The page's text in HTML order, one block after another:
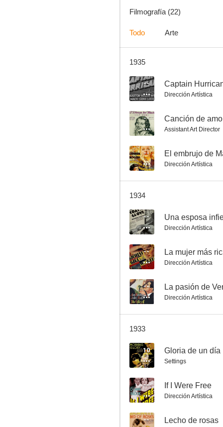
--
Una esposa infiel
Un escritor en Nueva York
--
Ana Vickers
Filmografía (22)
Todo Arte
1935
-- Captain
Dirección Artística
--
Assistant Art Director
-- El embrujo de
Dirección Artística
1934
-- Una esposa
Dirección Artística
-- La mujer más
Dirección Artística
-- La pasión de
Dirección Artística
1933
10 Gloria de un día
Settings
-- If I Were Free
Dirección Artística
-- Lecho de rosas